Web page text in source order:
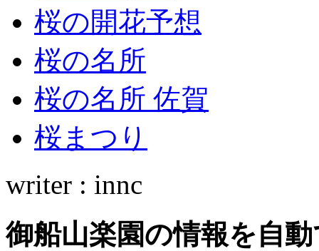
桜の開花予想
桜の名所
桜の名所 佐賀
桜まつり
writer : innc
御船山楽園の情報を自